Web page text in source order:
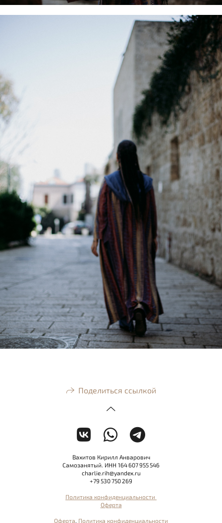
Поделиться ссылкой
Вахитов Кирилл Анварович
Самозанятый. ИНН 164 607 955 546
charlie.rih@yandex.ru
+79 530 750 269
Политика конфиденциальности
Оферта
Оферта, Политика конфиденциальности